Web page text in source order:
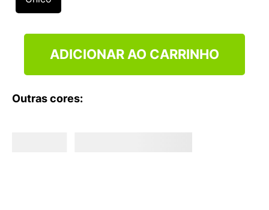
ADICIONAR AO CARRINHO
Outras cores: